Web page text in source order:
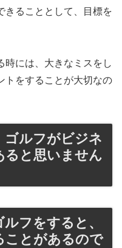
きることとして、目標を
時には、大きなミスをし
トをすることが大切なの
ゴルフがビジネ
ると思いません
フをすると、
ことがあるので